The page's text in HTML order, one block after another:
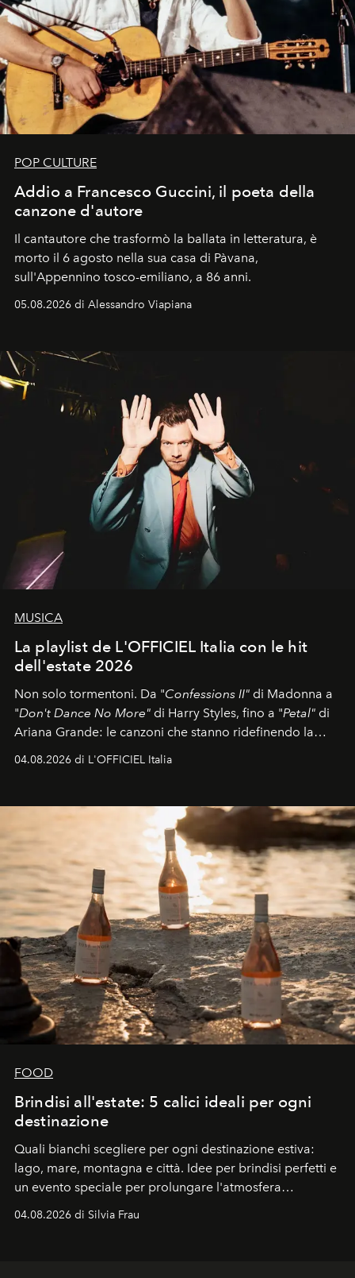
POP CULTURE
Addio a Francesco Guccini, il poeta della
canzone d'autore
Il cantautore che trasformò la ballata in letteratura, è
morto il 6 agosto nella sua casa di Pàvana,
sull'Appennino tosco-emiliano, a 86 anni.
05.08.2026 di Alessandro Viapiana
MUSICA
La playlist de L'OFFICIEL Italia con le hit
dell'estate 2026
Non solo tormentoni. Da "Confessions II" di Madonna a
"Don't Dance No More" di Harry Styles, fino a "Petal" di
Ariana Grande: le canzoni che stanno ridefinendo la
colonna sonora della stagione.
04.08.2026 di L'OFFICIEL Italia
FOOD
Brindisi all'estate: 5 calici ideali per ogni
destinazione
Quali bianchi scegliere per ogni destinazione estiva:
lago, mare, montagna e città. Idee per brindisi perfetti e
un evento speciale per prolungare l'atmosfera
04.08.2026 di Silvia Frau